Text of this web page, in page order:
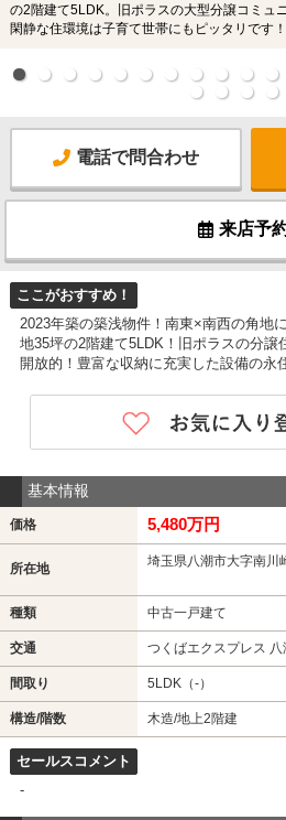
の2階建て5LDK。旧ポラスの大型分譲コミュ
閑静な住環境は子育て世帯にもピッタリです！
電話で問合わせ
来店予
ここがおすすめ！
2023年築の築浅物件！南東×南西の角地
地35坪の2階建て5LDK！旧ポラスの分譲
開放的！豊富な収納に充実した設備の永
基本情報
価格 5,480万円
所在地 埼玉県八潮市大字南川
種類 中古一戸建て
交通 つくばエクスプレス
間取り 5LDK（-）
構造/階数 木造/地上2階建
セールスコメント
-